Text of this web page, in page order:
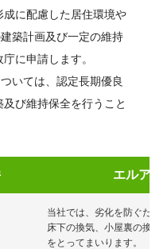
に配慮した居住環境や
築計画及び一定の維持
に申請します。
いては、認定長期優良
び維持保全を行うこと
エルア
当社では、劣化を防ぐため
床下の換気、小屋裏の換気
をとってまいります。